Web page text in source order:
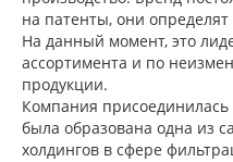
на патенты, они
На данный момент, это
ассортимента и по
продукции.
Компания присоединилась
была образована одна из
холдингов в сфере